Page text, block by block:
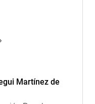
Martínez de